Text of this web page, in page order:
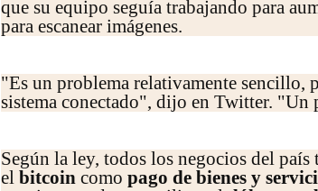
que su equipo seguía trabajando para
para escanear imágenes.
"Es un problema relativamente sencillo,
sistema conectado", dijo en Twitter. "Un
Según la ley, todos los negocios del país
el bitcoin como pago de bienes y